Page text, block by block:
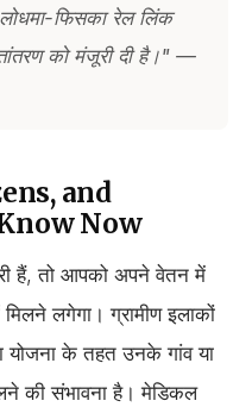
फिसका रेल लिंक
को मंजूरी दी है।" —
and
Now
हैं, तो आपको अपने वेतन में
लगेगा। ग्रामीण इलाकों
योजना के तहत उनके गांव या
की संभावना है। मेडिकल